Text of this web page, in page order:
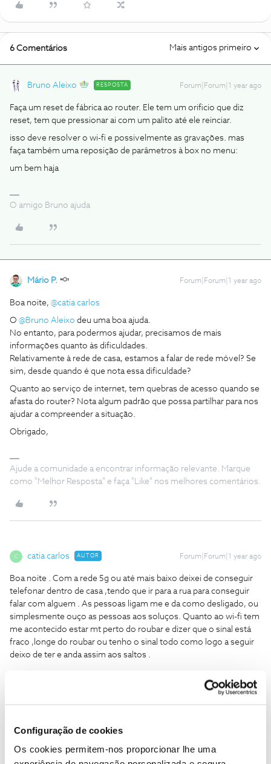
Configuração de cookies
Os cookies permitem-nos proporcionar lhe uma
6 Comentários Mais antigos primeiro
Bruno Aleixo RESPOSTA Forum|Forum|1 year ago
Faça um reset de fábrica ao router. Ele tem um orificio que diz
reset, tem que pressionar ai com um palito até ele reinciar.
isso deve resolver o wi-fi e possivelmente as gravações. mas
faça também uma reposição de parâmetros à box no menu:
um bem haja
O amigo Bruno ajuda
Mário P. Forum|Forum|1 year ago
Boa noite, ​ @catia carlos
O ​ @Bruno Aleixo deu uma boa ajuda.
No entanto, para podermos ajudar, precisamos de mais
informações quanto às dificuldades.
Relativamente à rede de casa, estamos a falar de rede móvel? Se
sim, desde quando é que nota essa dificuldade?
Quanto ao serviço de internet, tem quebras de acesso quando se
afasta do router? Nota algum padrão que possa partilhar para nos
ajudar a compreender a situação.
Obrigado,
Ajude a comunidade a encontrar informação relevante. Marque
como "Melhor Resposta" e faça "Like" nos melhores comentários.
C catia carlos AUTOR Forum|Forum|1 year ago
Boa noite . Com a rede 5g ou até mais baixo deixei de conseguir
telefonar dentro de casa ,tendo que ir para a rua para conseguir
falar com alguem . As pessoas ligam me e da como desligado, ou
simplesmente ouço as pessoas aos soluços. Quanto ao wi-fi tem
me acontecido estar mt perto do roubar e dizer que o sinal está
fraco ,longe do roubar ou tenho o sinal todo como logo a seguir
deixo de ter e anda assim aos saltos .
Agradecemos o seu feedback, ​ @catia carlos